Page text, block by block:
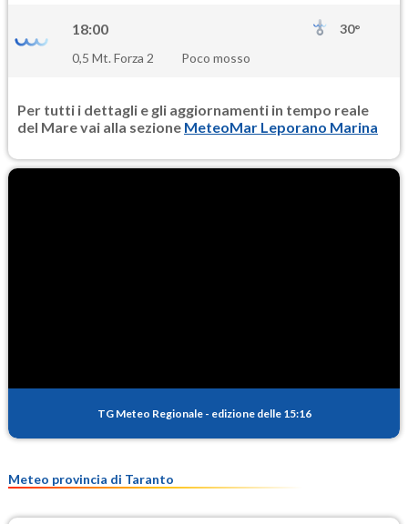
18:00
30°
0,5 Mt. Forza 2
Poco mosso
Per tutti i dettagli e gli aggiornamenti in tempo reale
del Mare vai alla sezione MeteoMar Leporano Marina
TG Meteo Regionale - edizione delle 15:16
Meteo provincia di Taranto